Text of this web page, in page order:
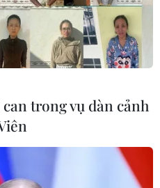
Quốc
tháng 7
tích cực
trong vụ dàn cảnh